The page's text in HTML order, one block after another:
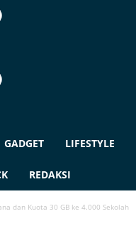
GADGET LIFESTYLE
REDAKSI
dan Kuota 30 GB ke 4.000 Sekolah